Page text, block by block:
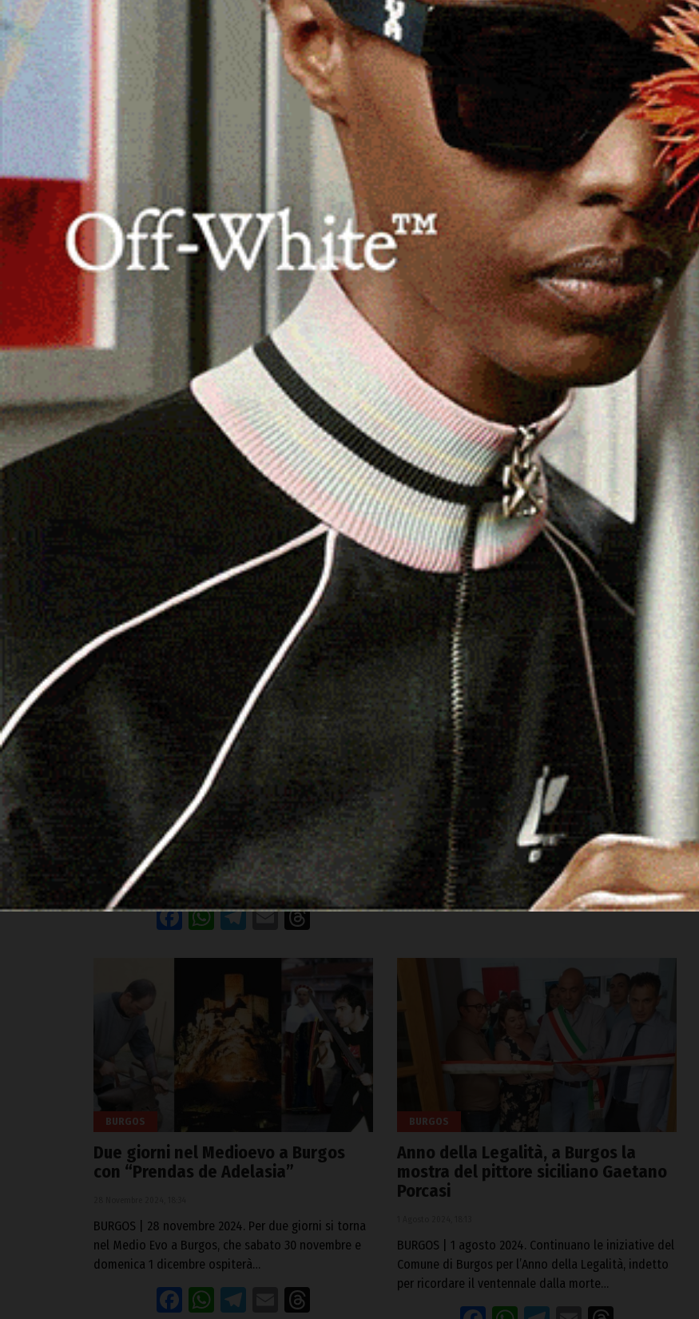
BURGOS | 7 luglio 2026. Si susseguono i black out a
Burgos, e l’Amministrazione comunale, con in prima
linea il sindaco Leonardo…
Facebook
WhatsApp
Telegram
EmailThreads
BURGOS | 12 giugno 2026. Ammonta a 11.081 euro lo
stanziamento assegnato alla manifestazione storica
“Prendas de Adelasia”…
Facebook
WhatsApp
Telegram
EmailThreads
BURGOS
Venerdì a Burgos l’evento “Il
castello del Goceano riaccende il
Medioevo”
11 Marzo 2026, 16:49
BURGOS | 11 marzo 2026. Riflettere sulla propria
storia per riaccendere la vita culturale: questo, da
sempre, l’obiettivo dell’Unitre…
FacebookWhatsApp
Telegram
EmailThreads
BURGOS
Burgos, inaugurato il “Quadro della
legalità” in ricordo di Bonifacio
Tilocca
1 Marzo 2025, 21:07
BURGOS | 1 marzo 2025. La promozione culturale e
sociale alla legalità è stato il progetto che per un
anno ha rivitalizzato e alimentato…
Facebook
WhatsApp
Telegram
EmailThreads
BURGOS
Anno della Legalità, venerdì a
Burgos l’inaugurazione del quadro in
ricordo di Bonifacio Tilocca
26 Febbraio 2025, 18:10
BURGOS | 26 febbraio 2025. Evento conclusivo
venerdì 28 febbraio a Burgos per l’Anno della
Legalità: 365 giorni di manifestazioni…
Facebook
WhatsApp
Telegram
EmailThreads
BURGOS
Burgos saluta il dottor Baingio Carta,
medico di base nel paese per 34 anni
31 Gennaio 2025, 17:55
BURGOS | 31 gennaio 2025. L’Amministrazione
comunale di Burgos ha reso omaggio al dottor
Baingio Carta, medico…
Facebook
WhatsApp
Telegram
EmailThreads
BURGOS
Due giorni nel Medioevo a Burgos
con “Prendas de Adelasia”
BURGOS | 28 novembre 2024. Per due giorni si torna
nel Medio Evo a Burgos, che sabato 30 novembre e
domenica 1 dicembre ospiterà…
Facebook
WhatsApp
Telegram
Email
BURGOS
Anno della Legalità, a Burgos la
mostra del pittore siciliano Gaetano
Porcasi
BURGOS | 1 agosto 2024. Continuano le iniziative del
Comune di Burgos per l’Anno della Legalità, indetto
per ricordare il ventennale dalla morte…